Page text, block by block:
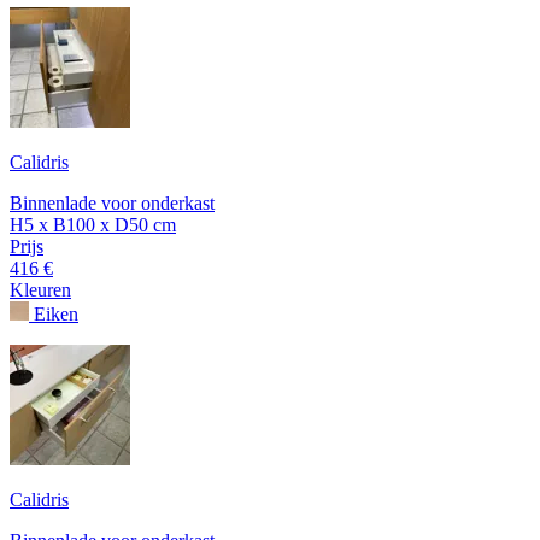
Calidris
Binnenlade voor onderkast
H5 x B100 x D50 cm
Prijs
416 €
Kleuren
Eiken
Calidris